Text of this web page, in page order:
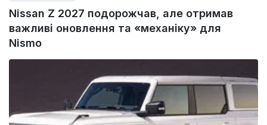
Nissan Z 2027 подорожчав, але отримав
важливі оновлення та «механіку» для
Nismo